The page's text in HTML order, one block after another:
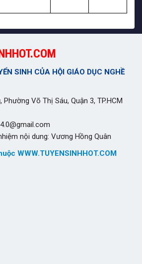
SINH CỦA HỘI GIÁO DỤC NGHỀ
Phường Võ Thị Sáu, Quận 3, TP.HCM
nội dung: Vương Hồng Quân
WWW.TUYENSINHHOT.COM